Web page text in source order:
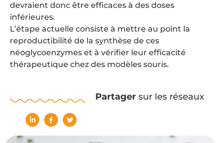
devraient donc être efficaces à des doses
inférieures.
L’étape actuelle consiste à mettre au point la
reproductibilité de la synthèse de ces
néoglycoenzymes et à vérifier leur efficacité
thérapeutique chez des modèles souris.
Partagersur les réseaux